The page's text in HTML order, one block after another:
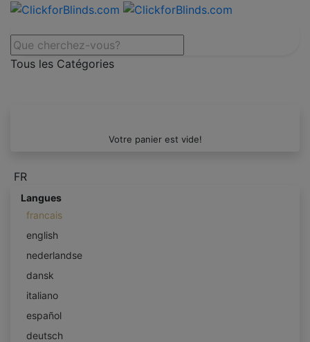
Tous les Catégories
Votre panier est vide!
FR
Langues
francais
english
nederlandse
dansk
italiano
español
deutsch